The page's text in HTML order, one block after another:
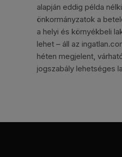
alapján eddig példa
önkormányzatok a
a helyi és környékbeli
lehet – áll az
héten megjelent,
jogszabály lehetséges